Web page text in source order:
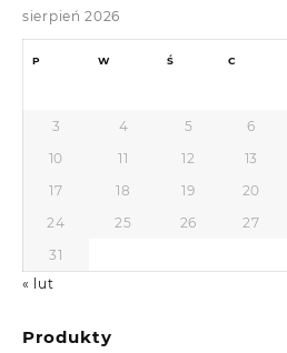
sierpień 2026
P W Ś C
3
4 5 6
10
11 12 13
17
18 19 20
24
25 26 27
31
« lut
Produkty